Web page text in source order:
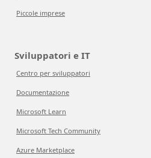
Piccole imprese
Sviluppatori e IT
Centro per sviluppatori
Documentazione
Microsoft Learn
Microsoft Tech Community
Azure Marketplace